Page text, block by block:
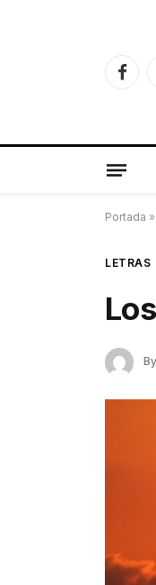
Portada »
LETRAS
By